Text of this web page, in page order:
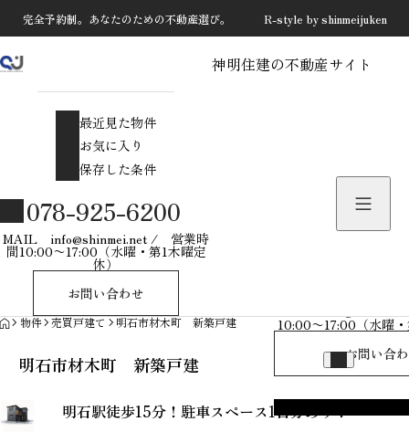
最近見た物件
物件を探す
10:00〜17:00（水曜
お問い合
完全予約制。あなたのための不動産選び。 R-style by shinmeijuken
神明住建の不動産サイト
最近見た物件
お気に入り
保存した条件
078-925-6200
MAIL info@shinmei.net / 営業時
間10:00〜17:00（水曜・第1木曜定
休）
お問い合わせ
HOME
物件 売買戸建て 明石市材木町 新築戸建
明石市材木町 新築戸建
明石駅徒歩15分！駐車スペース1台分あり！